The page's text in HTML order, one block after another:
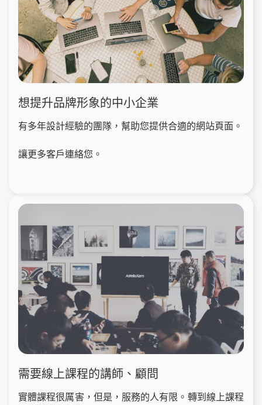
想提升品牌形象的中小企業
有多年設計經驗的團隊，幫助您提供合適的網站頁面。
讓更多客戶連絡您。
需要線上課程的講師、顧問
實體課程很厲害，但是，服務的人有限。轉到線上課程